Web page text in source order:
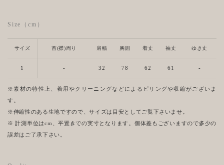
Size（cm）
サイズ 首(襟)周り 肩幅 胸囲 着丈 袖丈 ゆき丈
1 - 32 78 62 61 -
※素材の特性上、着用やクリーニングなどによるピリングや収縮がございま
す。
※伸縮性のある生地ですので、サイズは目安としてご覧下さいませ。
※ 計測単位はcm、平置きでの実寸となります。個体差もございますので多少の
誤差はご了承下さい。